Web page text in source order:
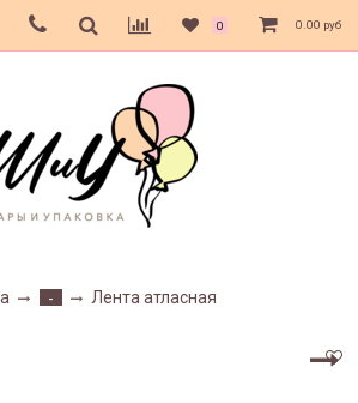
0 0.00 руб
- Лента атласная